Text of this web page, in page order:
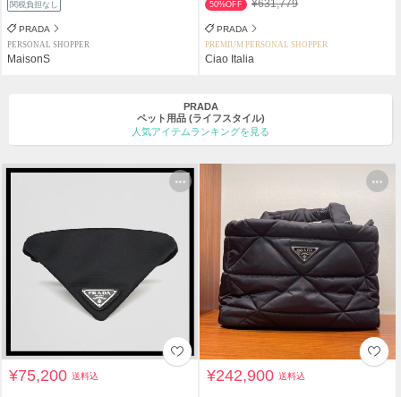
関税負担なし
PRADA
PERSONAL SHOPPER
MaisonS
50%OFF ¥631,779
PRADA
PREMIUM PERSONAL SHOPPER
Ciao Italia
PRADA
ペット用品 (ライフスタイル)
人気アイテムランキングを見る
¥75,200送料込 ¥242,900送料込